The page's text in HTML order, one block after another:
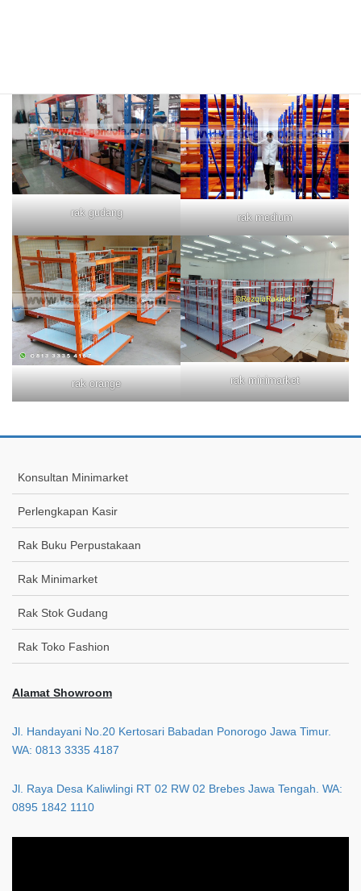
rak gudang rak medium
rak orange rak minimarket
Konsultan Minimarket
Perlengkapan Kasir
Rak Buku Perpustakaan
Rak Minimarket
Rak Stok Gudang
Rak Toko Fashion
Alamat Showroom
Jl. Handayani No.20 Kertosari Babadan Ponorogo Jawa Timur.
WA: 0813 3335 4187
Jl. Raya Desa Kaliwlingi RT 02 RW 02 Brebes Jawa Tengah. WA:
0895 1842 1110